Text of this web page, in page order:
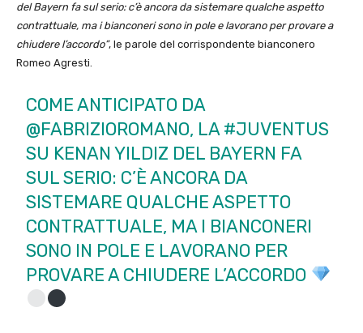
del Bayern fa sul serio: c’è ancora da sistemare qualche aspetto
contrattuale, ma i bianconeri sono in pole e lavorano per provare a
chiudere l’accordo”, le parole del corrispondente bianconero
Romeo Agresti.
COME ANTICIPATO DA
@FABRIZIOROMANO, LA#JUVENTUS
SU KENAN YILDIZ DEL BAYERN FA
SUL SERIO: C’È ANCORA DA
SISTEMARE QUALCHE ASPETTO
CONTRATTUALE, MA I BIANCONERI
SONO IN POLE E LAVORANO PER
PROVARE A CHIUDERE L’ACCORDO